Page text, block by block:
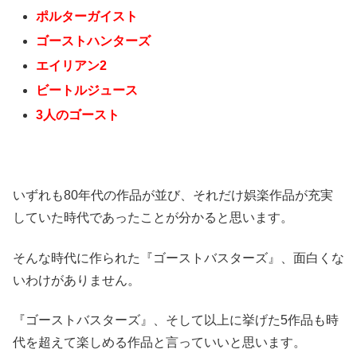
ポルターガイスト
ゴーストハンターズ
エイリアン2
ビートルジュース
3人のゴースト
いずれも80年代の作品が並び、それだけ娯楽作品が充実
していた時代であったことが分かると思います。
そんな時代に作られた『ゴーストバスターズ』、面白くな
いわけがありません。
『ゴーストバスターズ』、そして以上に挙げた5作品も時
代を超えて楽しめる作品と言っていいと思います。